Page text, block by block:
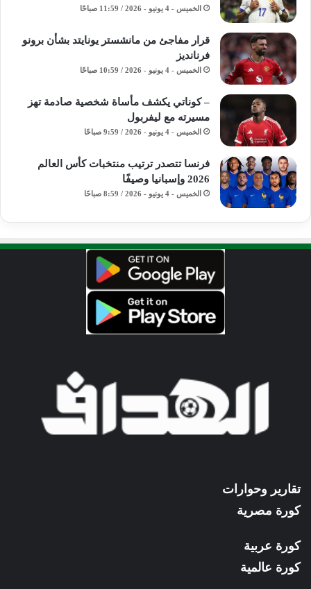
الخميس - 4 يونيو - 2026 / 11:59 صباحًا
قرار مفاجئ من مانشستر يونايتد بشأن برونو
فرنانديز
الخميس - 4 يونيو - 2026 / 10:59 صباحًا
– كوناتي يكشف مأساة شخصية صادمة تهز
مسيرته مع ليفربول
الخميس - 4 يونيو - 2026 / 9:59 صباحًا
فرنسا تتصدر ترتيب منتخبات كأس العالم
2026 وإسبانيا وصيفًا
الخميس - 4 يونيو - 2026 / 8:59 صباحًا
تقارير وحوارات
كورة مصرية
كورة عربية
كورة عالمية